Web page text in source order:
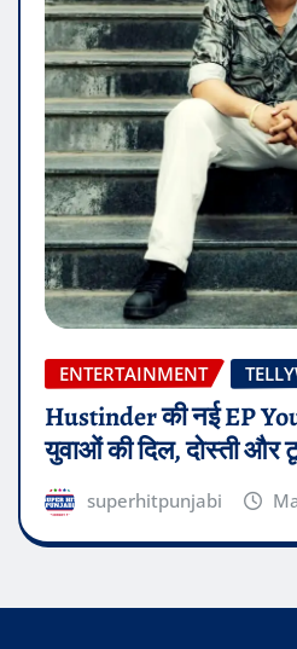
ENTERTAINMENT
Hustinder की नई EP
युवाओं की दिल, दोस्ती और
superhitpunjabi